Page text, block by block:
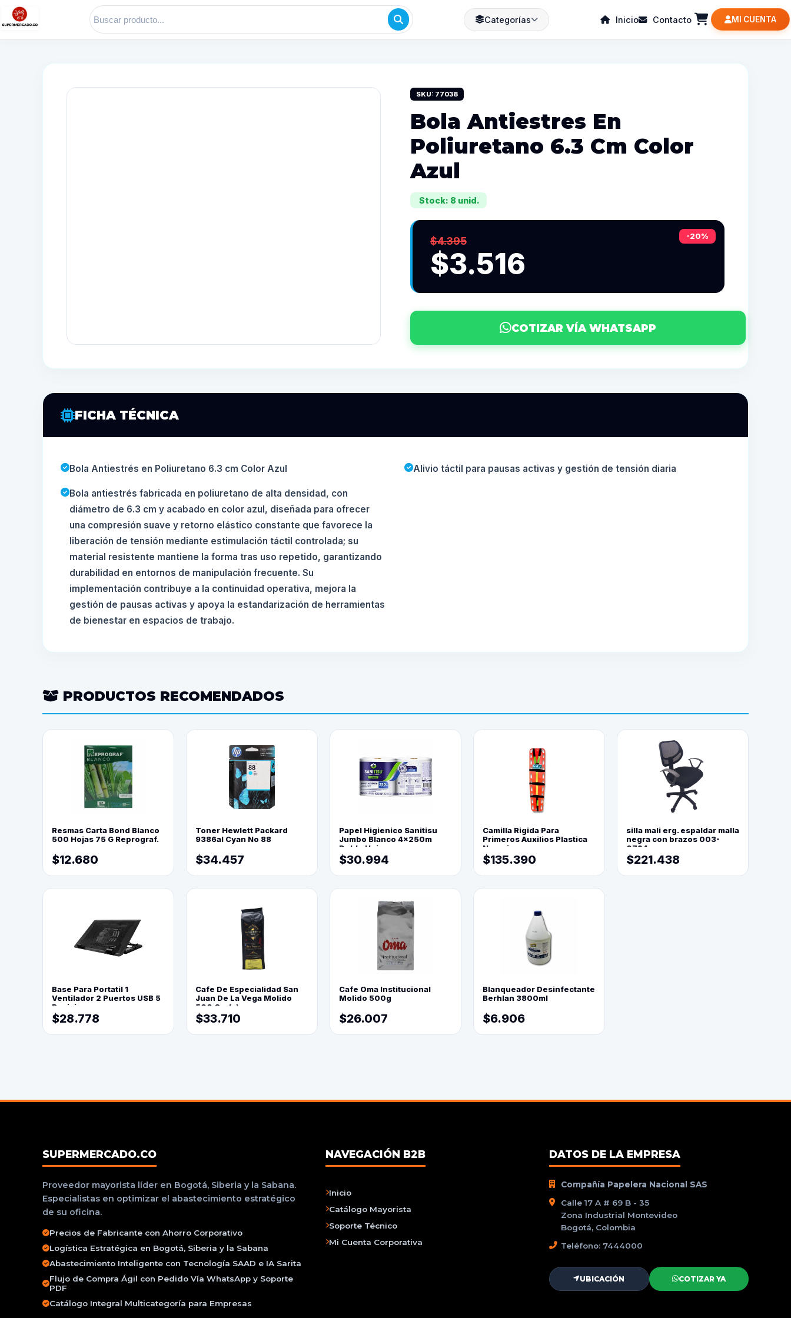
Categorías Inicio Contacto MI CUENTA
SKU: 77038
Bola Antiestres En
Poliuretano 6.3 Cm Color
Azul
Stock: 8 unid.
-20%
$4.395
$3.516
COTIZAR VÍA WHATSAPP
FICHA TÉCNICA
Bola Antiestrés en Poliuretano 6.3 cm Color Azul Alivio táctil para pausas activas y gestión de tensión diaria
Bola antiestrés fabricada en poliuretano de alta densidad, con
diámetro de 6.3 cm y acabado en color azul, diseñada para ofrecer
una compresión suave y retorno elástico constante que favorece la
liberación de tensión mediante estimulación táctil controlada; su
material resistente mantiene la forma tras uso repetido, garantizando
durabilidad en entornos de manipulación frecuente. Su
implementación contribuye a la continuidad operativa, mejora la
gestión de pausas activas y apoya la estandarización de herramientas
de bienestar en espacios de trabajo.
PRODUCTOS RECOMENDADOS
Resmas Carta Bond Blanco
500 Hojas 75 G Reprograf.
$12.680
Toner Hewlett Packard
9386al Cyan No 88
$34.457
Papel Higienico Sanitisu
Jumbo Blanco 4x250m
Doble Hoja
$30.994
Camilla Rigida Para
Primeros Auxilios Plastica
Naranja
$135.390
silla mali erg. espaldar malla
negra con brazos 003-
0794
$221.438
Base Para Portatil 1
Ventilador 2 Puertos USB 5
Posiciones
$28.778
Cafe De Especialidad San
Juan De La Vega Molido
500 Grs(=)
$33.710
Cafe Oma Institucional
Molido 500g
$26.007
Blanqueador Desinfectante
Berhlan 3800ml
$6.906
SUPERMERCADO.CO
Proveedor mayorista líder en Bogotá, Siberia y la Sabana.
Especialistas en optimizar el abastecimiento estratégico
de su oficina.
Precios de Fabricante con Ahorro Corporativo
Logística Estratégica en Bogotá, Siberia y la Sabana
Abastecimiento Inteligente con Tecnología SAAD e IA Sarita
Flujo de Compra Ágil con Pedido Vía WhatsApp y Soporte
PDF
Catálogo Integral Multicategoría para Empresas
NAVEGACIÓN B2B
Inicio
Catálogo Mayorista
Soporte Técnico
Mi Cuenta Corporativa
DATOS DE LA EMPRESA
Compañía Papelera Nacional SAS
Calle 17 A # 69 B - 35
Zona Industrial Montevideo
Bogotá, Colombia
Teléfono: 7444000
UBICACIÓN COTIZAR YA